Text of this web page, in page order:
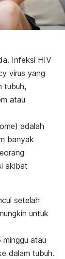
Infeksi HIV
virus yang
tubuh,
atau
) adalah
banyak
akibat
setelah
untuk
atau
dalam tubuh.